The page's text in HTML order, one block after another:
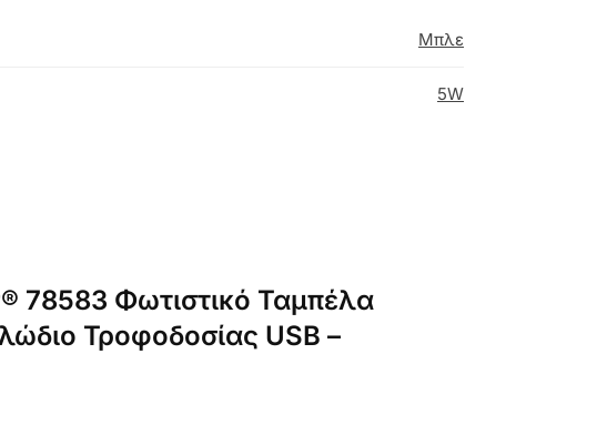
Μπλε
5W
78583 Φωτιστικό Ταμπέλα
Τροφοδοσίας USB –